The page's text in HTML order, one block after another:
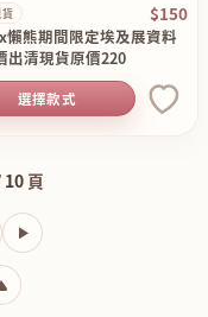
$150
懶熊期間限定埃及展資料
出清現貨原價220
選擇款式
10 頁